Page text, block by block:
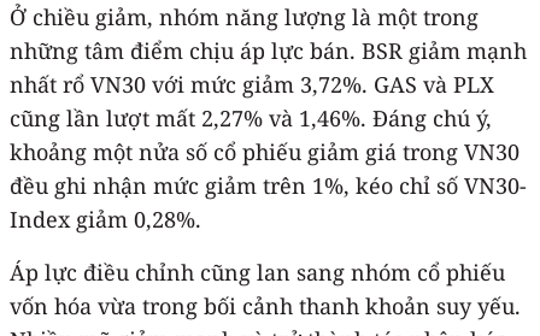
Ở chiều giảm, nhóm năng lượng là một trong
những tâm điểm chịu áp lực bán. BSR giảm mạnh
nhất rổ VN30 với mức giảm 3,72%. GAS và PLX
cũng lần lượt mất 2,27% và 1,46%. Đáng chú ý,
khoảng một nửa số cổ phiếu giảm giá trong VN30
đều ghi nhận mức giảm trên 1%, kéo chỉ số VN30-
Index giảm 0,28%.
Áp lực điều chỉnh cũng lan sang nhóm cổ phiếu
vốn hóa vừa trong bối cảnh thanh khoản suy yếu.